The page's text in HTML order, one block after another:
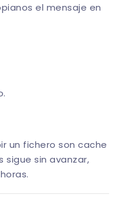
el mensaje en
un fichero son cache
sigue sin avanzar,